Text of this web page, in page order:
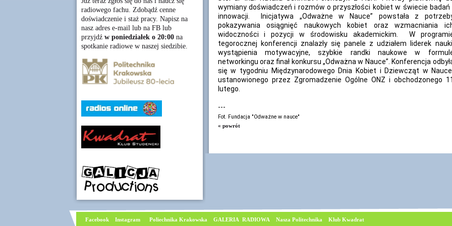
radiowego fachu. Zdobądź cenne
doświadczenie i staż pracy. Napisz na
nasz adres e-mail lub na FB lub
przyjdź w poniedziałek o 20:00na
spotkanie radiowe w naszej siedzibie.
wymiany doświadczeń i rozmów o przyszłości kobiet w świecie badań
innowacji. Inicjatywa „Odważne w Nauce” powstała z
pokazywania osiągnięć naukowych kobiet oraz wzmacniania
widoczności i pozycji w środowisku akademickim. W
tegorocznej konferencji znalazły się panele z udziałem liderek
wystąpienia motywacyjne, szybkie randki naukowe w
networkingu oraz finał konkursu „Odważna w Nauce”. Konferencja
się w tygodniu Międzynarodowego Dnia Kobiet i Dziewcząt w
ustanowionego przez Zgromadzenie Ogólne ONZ i obchodzonego 11
lutego.
---
Fot. Fundacja "Odważne w nauce"
« powrót
Facebook Instagram Poliechnika Krakowska GALERIA RADIOWA Nasza Politechnika Klub Kwadrat©